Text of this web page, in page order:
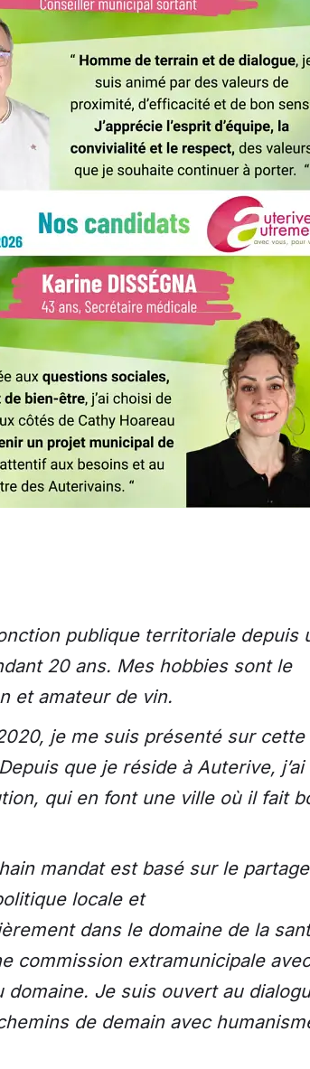
publique territoriale depuis
20 ans. Mes hobbies sont le
et amateur de vin.
je me suis présenté sur cette
que je réside à Auterive, j’ai
qui en font une ville où il fait
mandat est basé sur le partage
locale et
dans le domaine de la
commission extramunicipale
Je suis ouvert au
de demain avec